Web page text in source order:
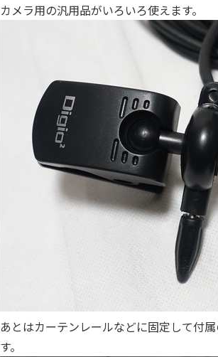
カメラ用の汎用品がいろいろ使えます。
あとはカーテンレールなどに固定して付
す。